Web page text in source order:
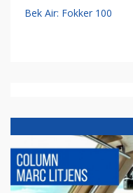
Bek Air: Fokker 100